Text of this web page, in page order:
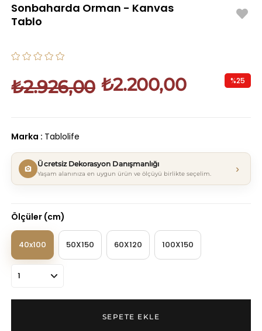
Sonbaharda Orman - Kanvas
Tablo
₺2.926,00 ₺2.200,00 %25
Marka : Tablolife
Ücretsiz Dekorasyon Danışmanlığı
Yaşam alanınıza en uygun ürün ve ölçüyü birlikte seçelim. ›
Ölçüler (cm)
40x100 50X150 60X120 100X150